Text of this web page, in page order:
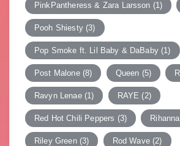
PinkPantheress & Zara Larsson (1)
Pooh Shiesty(3)
Pop Smoke ft. Lil Baby & DaBaby(1)
Post Malone(8) Queen (5)
Ravyn Lenae(1) RAYE (2)
Red Hot Chili Peppers (3) Rihanna
Riley Green(3) Rod Wave(2)